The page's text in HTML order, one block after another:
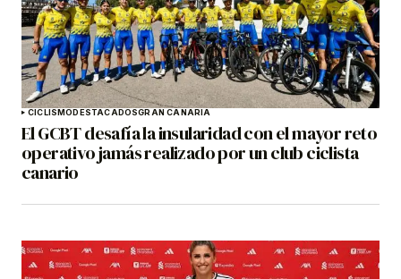
CICLISMODESTACADOSGRAN CANARIA
El GCBT desafía la insularidad con el mayor reto
operativo jamás realizado por un club ciclista
canario